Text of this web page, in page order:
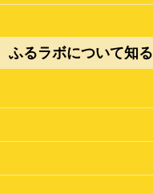
ふるラボについて知る